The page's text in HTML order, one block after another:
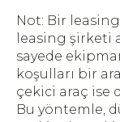
Not: Bir
leasing şirketi
sayede
koşulları bir
çekici araç ise
Bu yöntemle,